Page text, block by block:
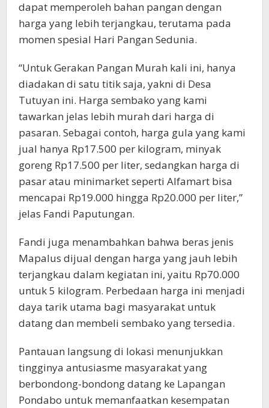
dapat memperoleh bahan pangan dengan
harga yang lebih terjangkau, terutama pada
momen spesial Hari Pangan Sedunia.
“Untuk Gerakan Pangan Murah kali ini, hanya
diadakan di satu titik saja, yakni di Desa
Tutuyan ini. Harga sembako yang kami
tawarkan jelas lebih murah dari harga di
pasaran. Sebagai contoh, harga gula yang kami
jual hanya Rp17.500 per kilogram, minyak
goreng Rp17.500 per liter, sedangkan harga di
pasar atau minimarket seperti Alfamart bisa
mencapai Rp19.000 hingga Rp20.000 per liter,”
jelas Fandi Paputungan.
Fandi juga menambahkan bahwa beras jenis
Mapalus dijual dengan harga yang jauh lebih
terjangkau dalam kegiatan ini, yaitu Rp70.000
untuk 5 kilogram. Perbedaan harga ini menjadi
daya tarik utama bagi masyarakat untuk
datang dan membeli sembako yang tersedia.
Pantauan langsung di lokasi menunjukkan
tingginya antusiasme masyarakat yang
berbondong-bondong datang ke Lapangan
Pondabo untuk memanfaatkan kesempatan